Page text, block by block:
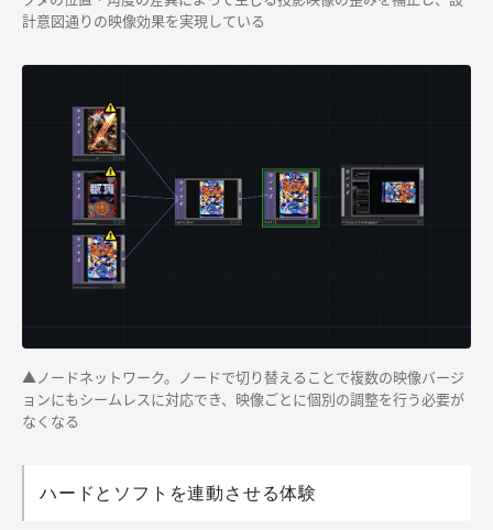
計意図通りの映像効果を実現している
▲ノードネットワーク。ノードで切り替えることで複数の映像バージ
ョンにもシームレスに対応でき、映像ごとに個別の調整を行う必要が
なくなる
ハードとソフトを連動させる体験